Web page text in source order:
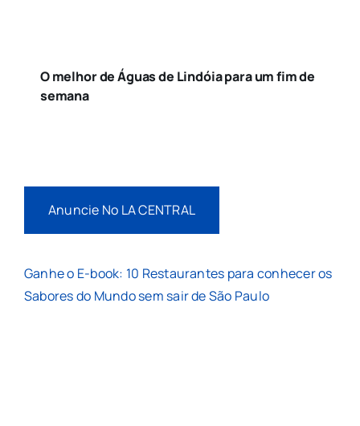
O melhor de Águas de Lindóia para um fim de
semana
Anuncie No LA CENTRAL
Ganhe o E-book: 10 Restaurantes para conhecer os
Sabores do Mundo sem sair de São Paulo